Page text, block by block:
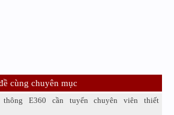
cùng chuyên mục
E360 cần tuyển chuyên viên thiết